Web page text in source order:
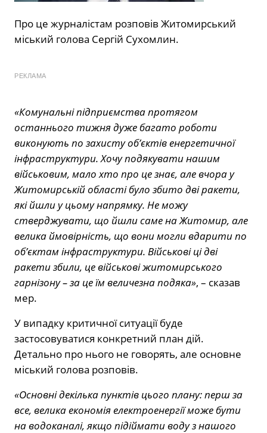
Про це журналістам розповів Житомирський
міський голова Сергій Сухомлин.
РЕКЛАМА
«Комунальні підприємства протягом
останнього тижня дуже багато роботи
виконують по захисту об’єктів енергетичної
інфраструктури. Хочу подякувати нашим
військовим, мало хто про це знає, але вчора у
Житомирській області було збито дві ракети,
які йшли у цьому напрямку. Не можу
стверджувати, що йшли саме на Житомир, але
велика ймовірність, що вони могли вдарити по
об’єктам інфраструктури. Військові ці дві
ракети збили, це військові житомирського
гарнізону – за це їм величезна подяка», – сказав
мер.
У випадку критичної ситуації буде
застосовуватися конкретний план дій.
Детально про нього не говорять, але основне
міський голова розповів.
«Основні декілька пунктів цього плану: перш за
все, велика економія електроенергії може бути
на водоканалі, якщо підіймати воду з нашого